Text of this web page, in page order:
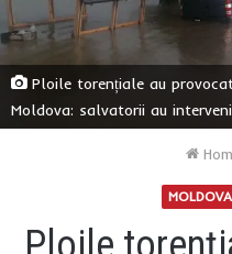
Ploile torențiale au
Moldova: salvatorii au
MOLDOVA